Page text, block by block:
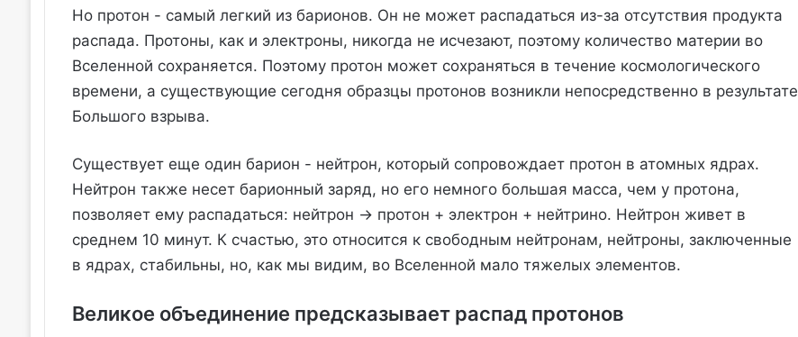
Но протон - самый легкий из барионов. Он не может распадаться из-за отсутствия продукта
распада. Протоны, как и электроны, никогда не исчезают, поэтому количество материи во
Вселенной сохраняется. Поэтому протон может сохраняться в течение космологического
времени, а существующие сегодня образцы протонов возникли непосредственно в результате
Большого взрыва.
Существует еще один барион - нейтрон, который сопровождает протон в атомных ядрах.
Нейтрон также несет барионный заряд, но его немного большая масса, чем у протона,
позволяет ему распадаться: нейтрон → протон + электрон + нейтрино. Нейтрон живет в
среднем 10 минут. К счастью, это относится к свободным нейтронам, нейтроны, заключенные
в ядрах, стабильны, но, как мы видим, во Вселенной мало тяжелых элементов.
Великое объединение предсказывает распад протонов